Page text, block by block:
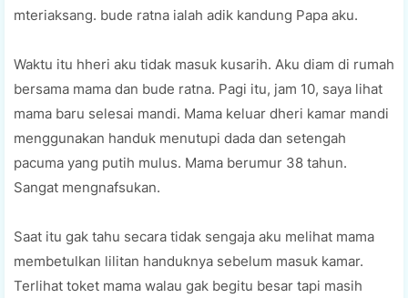
mteriaksang. bude ratna ialah adik kandung Papa aku.
Waktu itu hheri aku tidak masuk kusarih. Aku diam di rumah
bersama mama dan bude ratna. Pagi itu, jam 10, saya lihat
mama baru selesai mandi. Mama keluar dheri kamar mandi
menggunakan handuk menutupi dada dan setengah
pacuma yang putih mulus. Mama berumur 38 tahun.
Sangat mengnafsukan.
Saat itu gak tahu secara tidak sengaja aku melihat mama
membetulkan lilitan handuknya sebelum masuk kamar.
Terlihat toket mama walau gak begitu besar tapi masih